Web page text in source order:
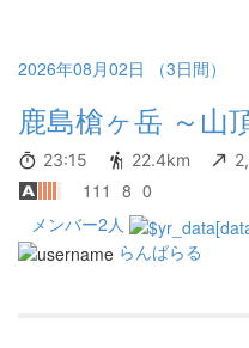
2026年08月02日 （3日間）
鹿島槍ヶ岳 ～山
23:15 22.4km
111 8 0
メンバー2人
らんばらる